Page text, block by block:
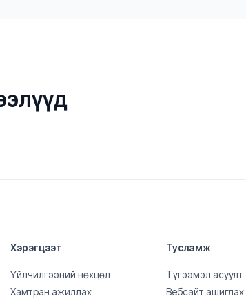
Хэрэгцээт
Үйлчилгээний нөхцөл
Хамтран ажиллах
Тусламж
Түгээмэл асуулт
Вебсайт ашиглах